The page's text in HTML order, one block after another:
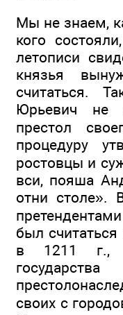
Мы не знаем,
кого
летописи
князья
считаться.
Юрьевич не
престол
процедуру
ростовцы и
вси, пояша
отни столе».
был
в 1211 г.,
своих с